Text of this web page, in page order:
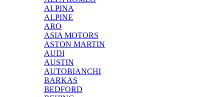
ALPINA
ALPINE
ARO
ASIA MOTORS
ASTON MARTIN
AUDI
AUSTIN
AUTOBIANCHI
BARKAS
BEDFORD